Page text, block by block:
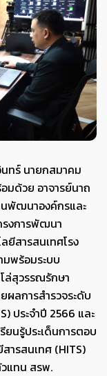
นทร์ นายกสมาคม
มด้วย อาจารย์นาถ
พัฒนาองค์กรและ
รงการพัฒนา
ยีสารสนเทศโรง
มพร้อมระบบ
ล่สุวรรณรักษา
ผลการสำรวจระดับ
ประจำปี 2566 และ
ยนรู้ประเด็นการตอบ
ารสนเทศ (HITS)
แทน สรพ.